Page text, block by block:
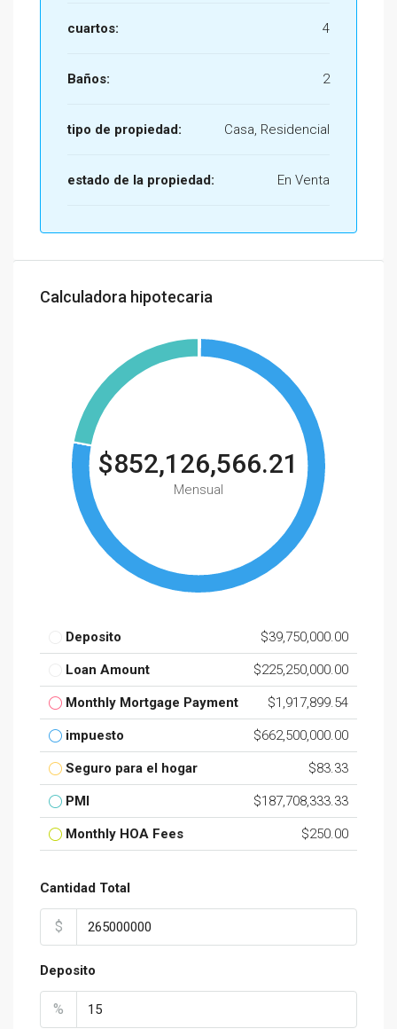
cuartos: 4
Baños: 2
tipo de propiedad: Casa, Residencial
estado de la propiedad: En Venta
Calculadora hipotecaria
$852,126,566.21
Mensual
Deposito $39,750,000.00
Loan Amount $225,250,000.00
Monthly Mortgage Payment $1,917,899.54
impuesto $662,500,000.00
Seguro para el hogar $83.33
PMI $187,708,333.33
Monthly HOA Fees $250.00
Cantidad Total
$
Deposito
%